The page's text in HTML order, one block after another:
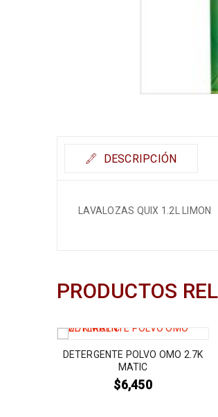
DESCRIPCIÓN
LAVALOZAS QUIX 1.2L LIMON
PRODUCTOS
DETERGENTE POLVO OMO 2.7K
MATIC
$6,450